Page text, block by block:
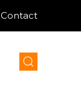
Contact